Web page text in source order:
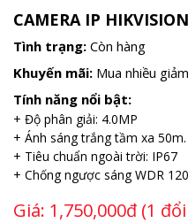
CAMERA IP
Tình trạng: Còn hàng
Khuyến mãi: Mua nhiều
Tính năng nổi bật:
+ Độ phân giải: 4.0MP
+ Ánh sáng trắng tầm xa 50m.
+ Tiêu chuẩn ngoài trời: IP67
+ Chống ngược sáng WDR
Giá: 1,750,000đ (1